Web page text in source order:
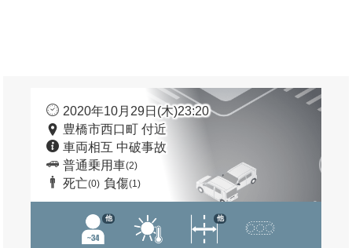
2020年10月29日(木)23:20
豊橋市西口町 付近
車両相互 中破事故
普通乗用車(2)
死亡(0) 負傷(1)
他 他